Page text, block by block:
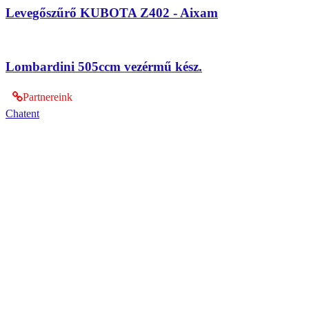
Levegőszűrő KUBOTA Z402 - Aixam
Lombardini 505ccm vezérmű kész.
Partnereink
Chatent